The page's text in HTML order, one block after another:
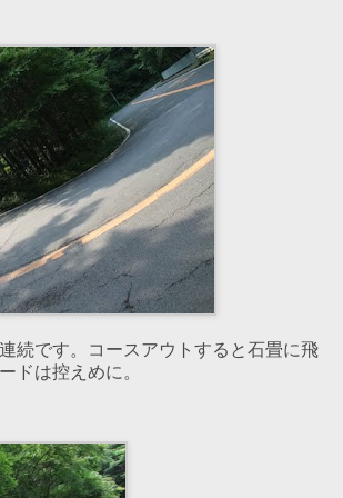
続です。コースアウトすると石畳に飛
ドは控えめに。